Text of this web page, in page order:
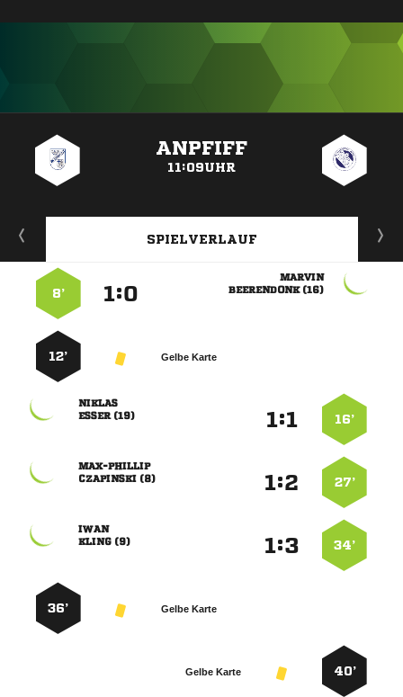
ANPFIFF
11:09UHR
SPIELVERLAUF

 
:
8’
Gelbe Karte
12’
16’
:

 
27’
:

 
34’
:

 
Gelbe Karte
36’
40’
Gelbe Karte